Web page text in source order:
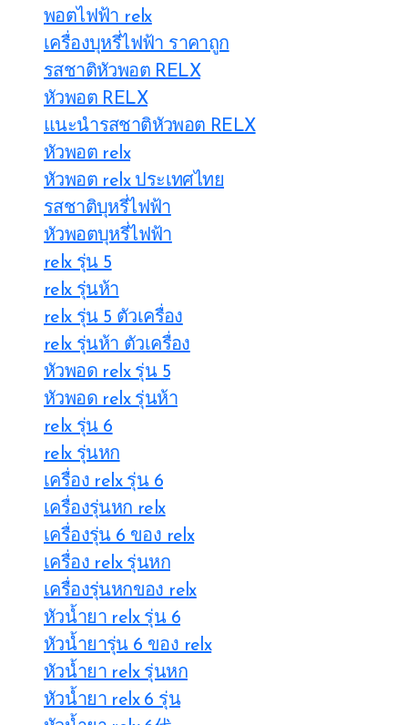
พอตไฟฟ้า relx
เครื่องบุหรี่ไฟฟ้า ราคาถูก
รสชาติหัวพอต RELX
หัวพอต RELX
แนะนำรสชาติหัวพอต RELX
หัวพอต relx
หัวพอต relx ประเทศไทย
รสชาติบุหรี่ไฟฟ้า
หัวพอตบุหรี่ไฟฟ้า
relx รุ่น 5
relx รุ่นห้า
relx รุ่น 5 ตัวเครื่อง
relx รุ่นห้า ตัวเครื่อง
หัวพอด relx รุ่น 5
หัวพอด relx รุ่นห้า
relx รุ่น 6
relx รุ่นหก
เครื่อง relx รุ่น 6
เครื่องรุ่นหก relx
เครื่องรุ่น 6 ของ relx
เครื่อง relx รุ่นหก
เครื่องรุ่นหกของ relx
หัวน้ำยา relx รุ่น 6
หัวน้ำยารุ่น 6 ของ relx
หัวน้ำยา relx รุ่นหก
หัวน้ำยา relx 6 รุ่น